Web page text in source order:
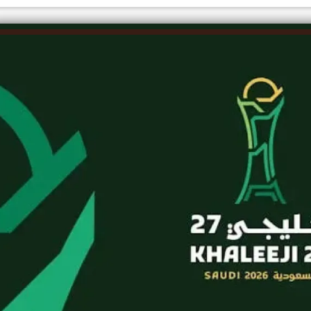
الكاتبة إلهام شرشر تهنئ الرئيس
رسالتى لآخر الزمان «محطة الضبعة